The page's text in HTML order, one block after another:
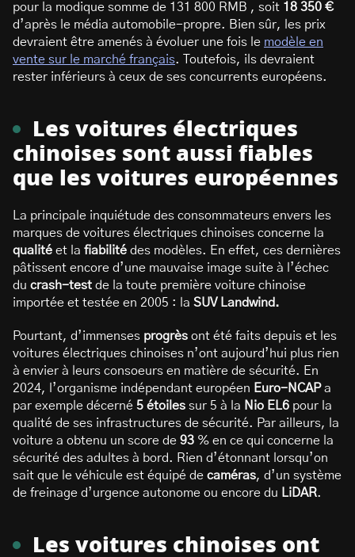
pour la modique somme de 131 800 RMB , soit 18 350 €
d’après le média automobile-propre. Bien sûr, les prix
devraient être amenés à évoluer une fois le modèle en
vente sur le marché français. Toutefois, ils devraient
rester inférieurs à ceux de ses concurrents européens.
Les voitures électriques
chinoises sont aussi fiables
que les voitures européennes
La principale inquiétude des consommateurs envers les
marques de voitures électriques chinoises concerne la
qualité et la fiabilité des modèles. En effet, ces dernières
pâtissent encore d’une mauvaise image suite à l’échec
du crash-test de la toute première voiture chinoise
importée et testée en 2005 : la SUV Landwind.
Pourtant, d’immenses progrès ont été faits depuis et les
voitures électriques chinoises n’ont aujourd’hui plus rien
à envier à leurs consoeurs en matière de sécurité. En
2024, l’organisme indépendant européen Euro-NCAPa
par exemple décerné 5 étoiles sur 5 à la Nio EL6 pour la
qualité de ses infrastructures de sécurité. Par ailleurs, la
voiture a obtenu un score de 93 % en ce qui concerne la
sécurité des adultes à bord. Rien d’étonnant lorsqu’on
sait que le véhicule est équipé de caméras, d’un système
de freinage d’urgence autonome ou encore du LiDAR.
Les voitures chinoises ont